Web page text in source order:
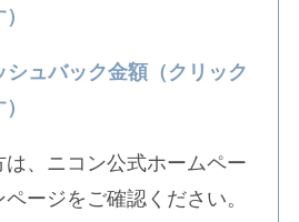
シュバック金額（クリック
、ニコン公式ホームペー
ージをご確認ください。